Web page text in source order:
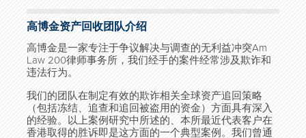
高博金资产回收团队介绍
高博金是一家专注于争议解决与调查的无利益冲突Am
Law 200律师事务所，我们经手的案件经常涉及欺诈和
违法行为。
我们的团队在制定有效的欺诈相关全球资产追回策略
（包括冻结、追查和追回被盗用的资金）方面具有深入
的经验。以上案例研究中所述的、本所最近代表客户在
香港取得的胜诉即是这方面的一个典型案例。我们曾通